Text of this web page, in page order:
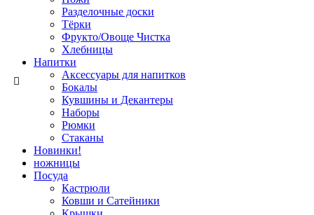
Разделочные доски
Тёрки
Фрукто/Овоще Чистка
Хлебницы
Напитки
Аксессуары для напитков
Бокалы
Кувшины и Декантеры
Наборы
Рюмки
Стаканы
Новинки!
ножницы
Посуда
Кастрюли
Ковши и Сатейники